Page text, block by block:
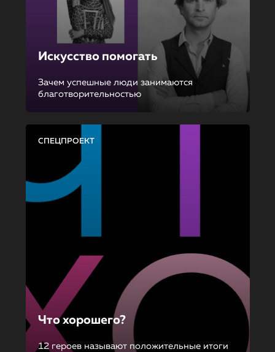
Искусство помогать
Зачем успешные люди занимаются
благотворительностью
СПЕЦПРОЕКТ
Что хорошего?
12 героев называют положительные итоги